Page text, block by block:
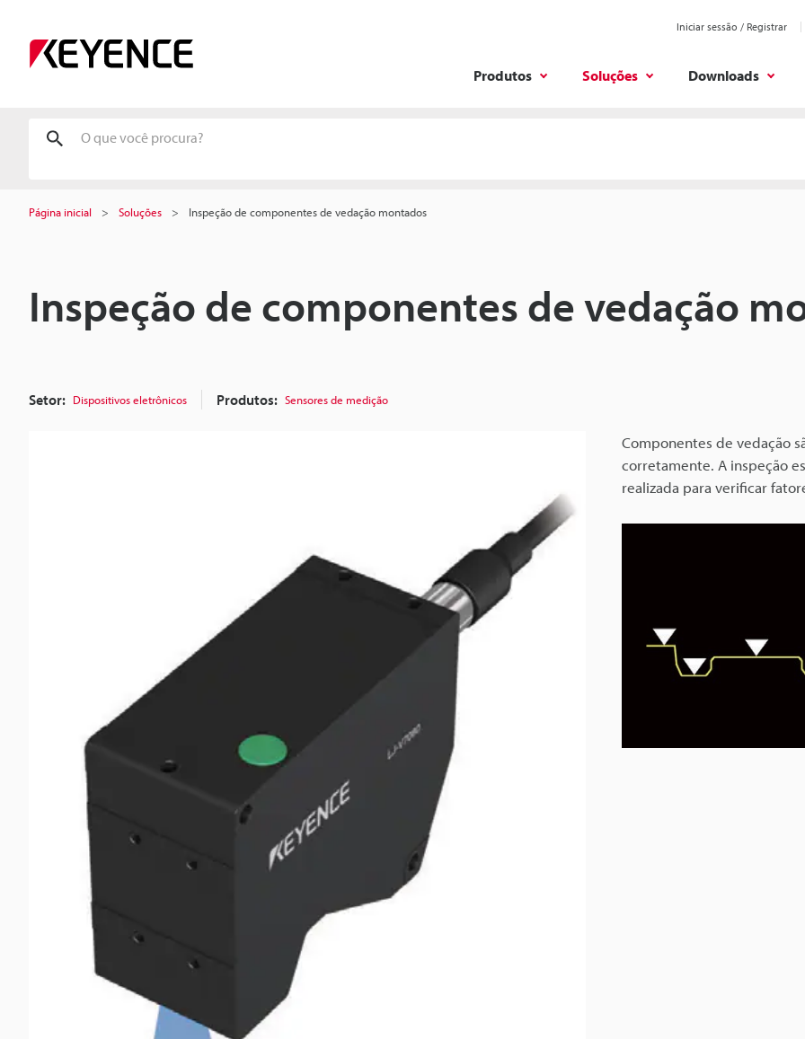
Iniciar sessão / Registrar
Produtos Soluções Downloads
Página inicial Soluções Inspeção de componentes de vedação montados
Inspeção de componentes de vedação
Setor: Dispositivos eletrônicos Produtos: Sensores de medição
Componentes de vedação
corretamente. A inspeção
realizada para verificar